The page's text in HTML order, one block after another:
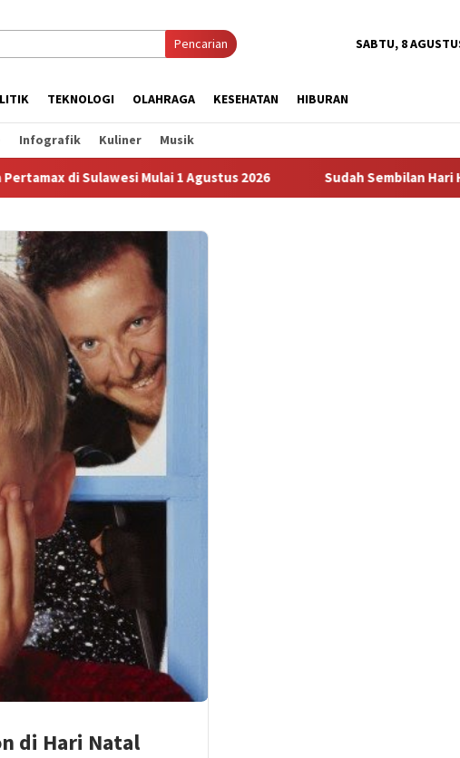
Pencarian SABTU, 8
TEKNOLOGI OLAHRAGA KESEHATAN HIBURAN
Infografik Kuliner Musik
Sulawesi Mulai 1 Agustus 2026 Sudah Sembilan Hari Harga
di Hari Natal